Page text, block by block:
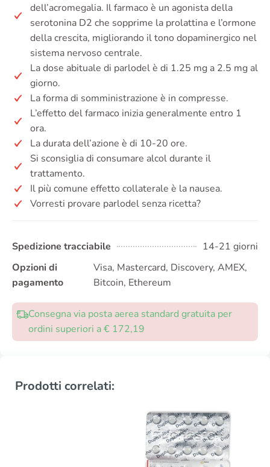
dell’acromegalia. Il farmaco è un agonista della
serotonina D2 che sopprime la prolattina e l’ormone
della crescita, migliorando il tono dopaminergico nel
sistema nervoso centrale.
La dose abituale di parlodel è di 1.25 mg a 2.5 mg al
giorno.
La forma di somministrazione è in compresse.
L’effetto del farmaco inizia generalmente entro 1
ora.
La durata dell’azione è di 10-20 ore.
Si sconsiglia di consumare alcol durante il
trattamento.
Il più comune effetto collaterale è la nausea.
Vorresti provare parlodel senza ricetta?
Spedizione tracciabile
14-21 giorni
Opzioni di
pagamento
Visa, Mastercard, Discovery, AMEX,
Bitcoin, Ethereum
Consegna via posta aerea standard gratuita per
ordini superiori a € 172,19
Prodotti correlati: